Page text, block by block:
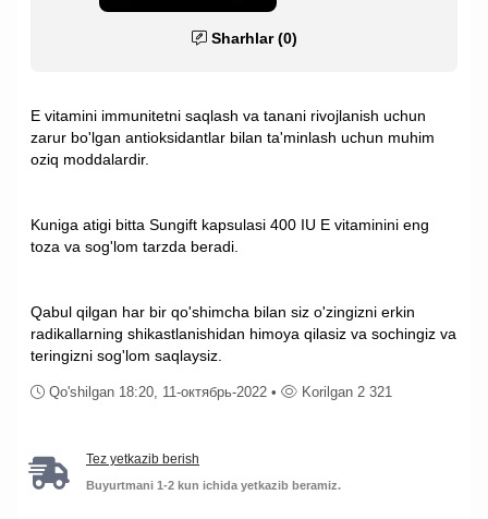
Sharhlar (0)
E vitamini immunitetni saqlash va tanani rivojlanish uchun
zarur bo'lgan antioksidantlar bilan ta'minlash uchun muhim
oziq moddalardir.
Kuniga atigi bitta Sungift kapsulasi 400 IU E vitaminini eng
toza va sog'lom tarzda beradi.
Qabul qilgan har bir qo'shimcha bilan siz o'zingizni erkin
radikallarning shikastlanishidan himoya qilasiz va sochingiz va
teringizni sog'lom saqlaysiz.
Qo'shilgan 18:20, 11-октябрь-2022 • Korilgan 2 321
Tez yetkazib berish
Buyurtmani 1-2 kun ichida yetkazib beramiz.